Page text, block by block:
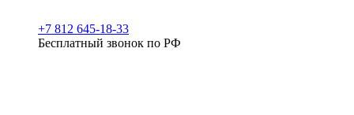
+7 812 645-18-33
Бесплатный звонок по РФ